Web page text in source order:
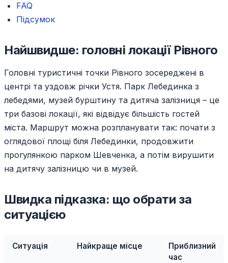
FAQ
Підсумок
Найшвидше: головні локації Рівного
Головні туристичні точки Рівного зосереджені в
центрі та уздовж річки Устя. Парк Лебединка з
лебедями, музей бурштину та дитяча залізниця – це
три базові локації, які відвідує більшість гостей
міста. Маршрут можна розпланувати так: почати з
оглядової площі біля Лебединки, продовжити
прогулянкою парком Шевченка, а потім вирушити
на дитячу залізницю чи в музей.
Швидка підказка: що обрати за
ситуацією
Ситуація Найкраще місце
Приблизний
час